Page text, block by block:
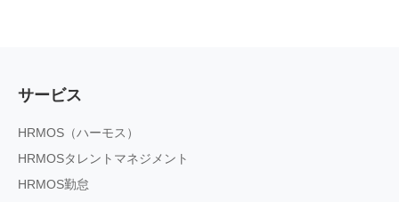
サービス
HRMOS（ハーモス）
HRMOSタレントマネジメント
HRMOS勤怠